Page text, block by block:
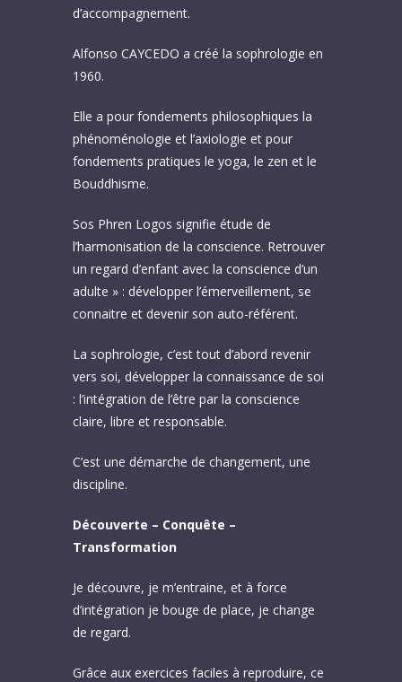
d’accompagnement.
Alfonso CAYCEDO a créé la sophrologie en
1960.
Elle a pour fondements philosophiques la
phénoménologie et l’axiologie et pour
fondements pratiques le yoga, le zen et le
Bouddhisme.
Sos Phren Logos signifie étude de
l’harmonisation de la conscience. Retrouver
un regard d’enfant avec la conscience d’un
adulte » : développer l’émerveillement, se
connaitre et devenir son auto-référent.
La sophrologie, c’est tout d’abord revenir
vers soi, développer la connaissance de soi
: l’intégration de l’être par la conscience
claire, libre et responsable.
C’est une démarche de changement, une
discipline.
Découverte – Conquête –
Transformation
Je découvre, je m’entraine, et à force
d’intégration je bouge de place, je change
de regard.
Grâce aux exercices faciles à reproduire, ce